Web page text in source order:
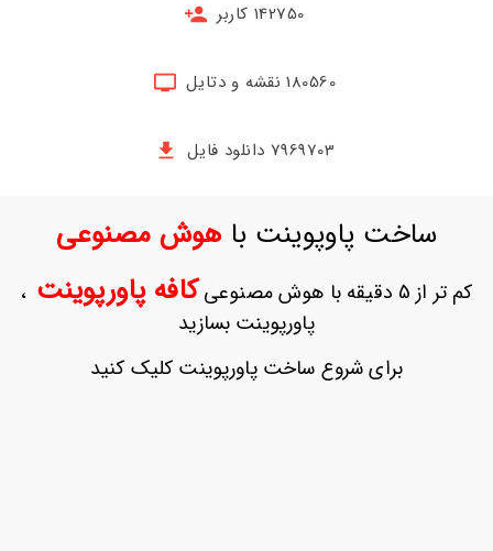
حساب
ثبت
بازیابی
142750 کاربر
180560 نقشه و دتایل
7969703 دانلود فایل
ساخت پاوپوینت باهوش مصنوعی
کم تر از 5 دقیقه با هوش مصنوعی کافه پاورپوینت ،
پاورپوینت بسازید
برای شروع ساخت پاورپوینت کلیک کنید